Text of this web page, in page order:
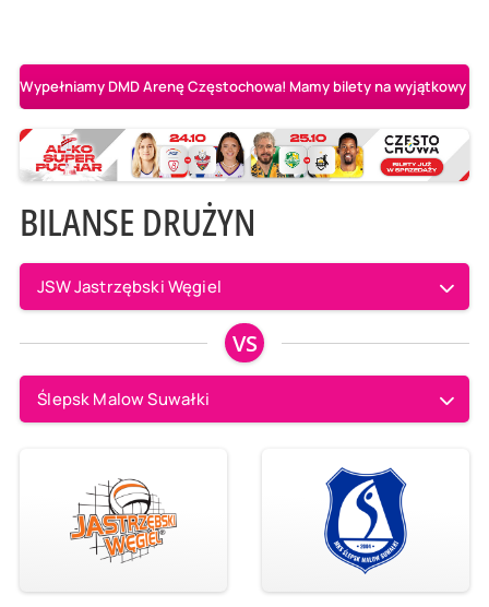
Wypełniamy DMD Arenę Częstochowa! Mamy bilety na wyjątkowy
BILANSE DRUŻYN
JSW Jastrzębski Węgiel
VS
Ślepsk Malow Suwałki